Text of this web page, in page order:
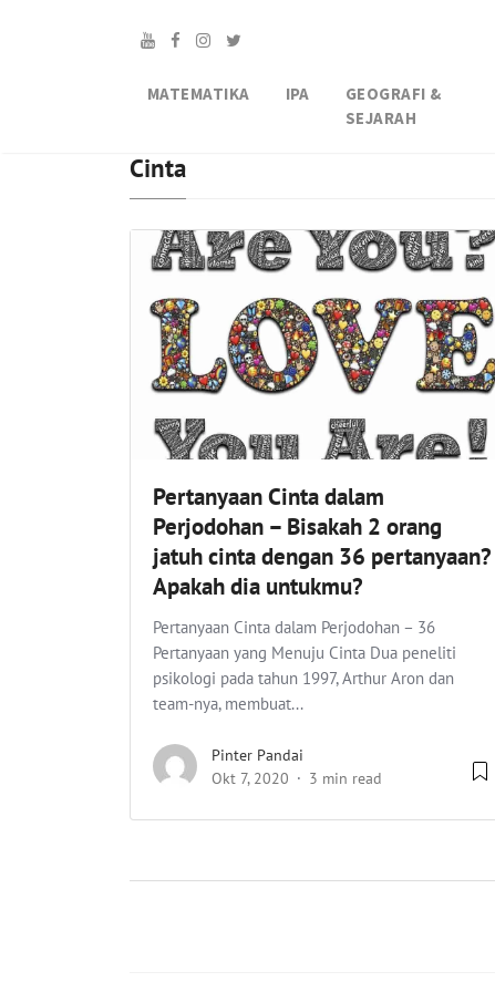
MATEMATIKA IPA
GEOGRAFI &
SEJARAH
Cinta
Pertanyaan Cinta dalam
Perjodohan – Bisakah 2 orang
jatuh cinta dengan 36 pertanyaan?
Apakah dia untukmu?
Pertanyaan Cinta dalam Perjodohan – 36
Pertanyaan yang Menuju Cinta Dua peneliti
psikologi pada tahun 1997, Arthur Aron dan
team-nya, membuat...
Pinter Pandai
Okt 7, 2020
3 min read